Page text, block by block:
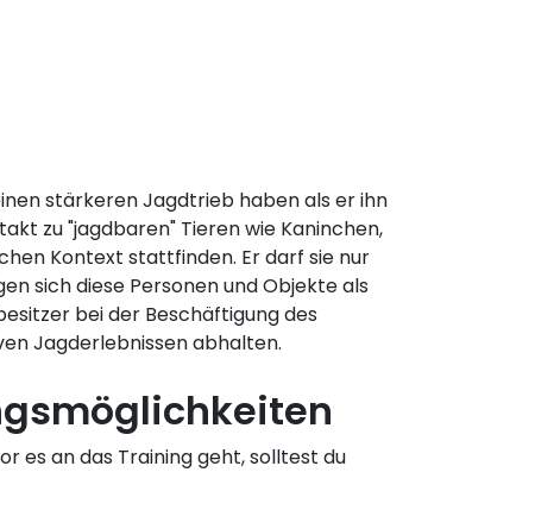
stärkeren Jagdtrieb haben als er ihn
zu "jagdbaren" Tieren wie Kaninchen,
Kontext stattfinden. Er darf sie nur
sich diese Personen und Objekte als
bei der Beschäftigung des
Jagderlebnissen abhalten.
es an das Training geht, solltest du